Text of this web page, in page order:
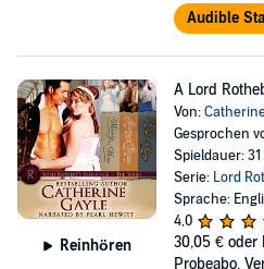
Audible
Reinhören
A Lord
Von:
Gesprochen
Spieldauer:
Serie: Lord
Sprache:
4,0
30,05 € oder
Probeabo.